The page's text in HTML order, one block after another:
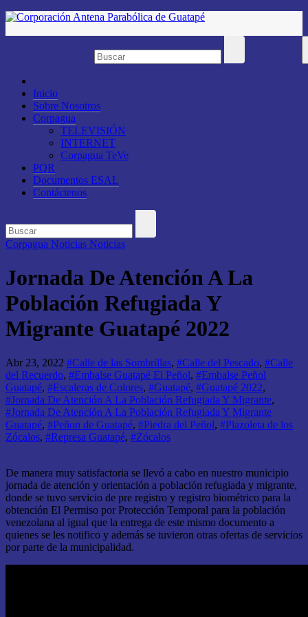
Saltar
Inicio
Sobre Nosotros
Corpagua
TELEVISIÓN
INTERNET
Corpagua TeVe
PQR
Documentos ESAL
Contáctenos
Corpagua Noticias Noticias
Jornada De Atención A La
Población Refugiada Y
Migrante Guatapé 2022
Abr 23, 2022 #Calle de las Sombrillas, #Calle del Pescado, #Calle
del Recuerdo, #Embalse Guatapé El Peñol, #Embalse Peñol
Guatapé, #Escaleras de Colores, #Guatapé, #Guatapé 2022,
#Jornada De Atención A La Población Refugiada Y Migrante,
#Jornada De Atención A La Población Refugiada Y Migrante
Guatapé, #Peñon de Guatapé, #Piedra del Peñol, #Plazoleta de los
Zócalos, #Represa Guatapé, #Zócalos
De manera muy satisfactoria se llevó a cabo en nuestro municipio
jornada de atención y orientación a población refugiada y migrante,
donde se tuvo servicio de pre registro y registro biométrico para la
obtención El Permiso por Protección Temporal para la población
venezolana al igual que la entrega de este mismo documento a
quienes se les notifico y además se tuvieron otras ofertas de servicios
por parte de la municipalidad.